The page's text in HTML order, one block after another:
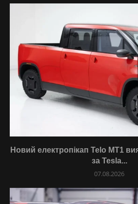
Новий електропікап Telo MT1
за Tesla...
07.08.2026